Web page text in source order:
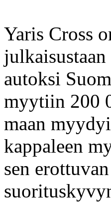
Yaris Cross
autoksi
myytiin 200
maan
kappaleen
sen